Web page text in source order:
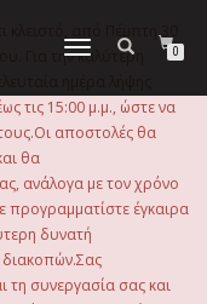
Εναλλαγή
0
κλειστό, από Πέμπτη 30
Για την καλύτερη
ημέρα λήψης
τις 15:00 μ.μ., ώστε να
αποστολές θα
θα
ανάλογα με τον χρόνο
προγραμματίστε έγκαιρα
δυνατή
τη συνεργασία σας και